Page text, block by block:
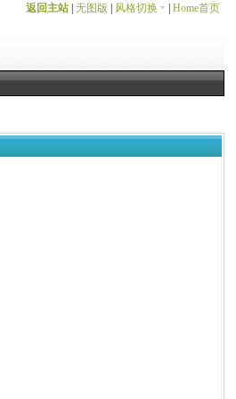
返回主站| 无图版 风格切换 Home首页